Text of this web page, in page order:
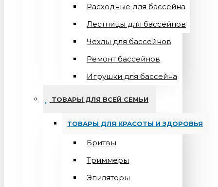
Расходные для бассейна
Лестницы для бассейнов
Чехлы для бассейнов
Ремонт бассейнов
Игрушки для бассейна
ТОВАРЫ ДЛЯ ВСЕЙ СЕМЬИ
ТОВАРЫ ДЛЯ КРАСОТЫ И ЗДОРОВЬЯ
Бритвы
Триммеры
Эпиляторы